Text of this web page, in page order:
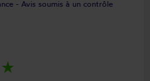
- Avis soumis à un contrôle
star_rate